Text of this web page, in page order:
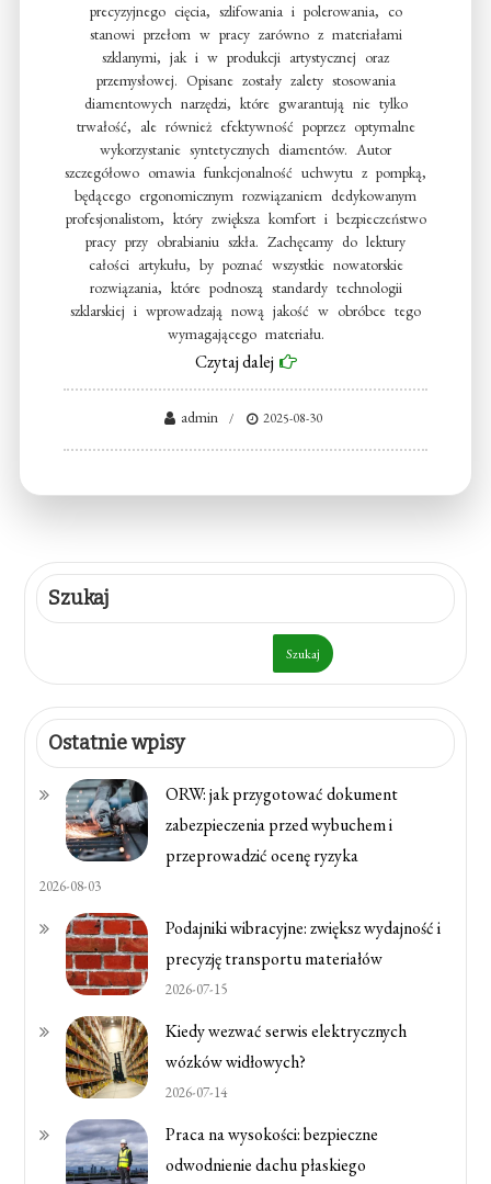
precyzyjnego cięcia, szlifowania i polerowania, co
stanowi przełom w pracy zarówno z materiałami
szklanymi, jak i w produkcji artystycznej oraz
przemysłowej. Opisane zostały zalety stosowania
diamentowych narzędzi, które gwarantują nie tylko
trwałość, ale również efektywność poprzez optymalne
wykorzystanie syntetycznych diamentów. Autor
szczegółowo omawia funkcjonalność uchwytu z pompką,
będącego ergonomicznym rozwiązaniem dedykowanym
profesjonalistom, który zwiększa komfort i bezpieczeństwo
pracy przy obrabianiu szkła. Zachęcamy do lektury
całości artykułu, by poznać wszystkie nowatorskie
rozwiązania, które podnoszą standardy technologii
szklarskiej i wprowadzają nową jakość w obróbce tego
wymagającego materiału.
Czytaj dalej
admin 2025-08-30
Szukaj
Szukaj
Ostatnie wpisy
ORW: jak przygotować dokument
zabezpieczenia przed wybuchem i
przeprowadzić ocenę ryzyka
2026-08-03
Podajniki wibracyjne: zwiększ wydajność i
precyzję transportu materiałów
2026-07-15
Kiedy wezwać serwis elektrycznych
wózków widłowych?
2026-07-14
Praca na wysokości: bezpieczne
odwodnienie dachu płaskiego